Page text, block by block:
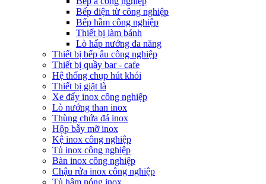
Bếp điện từ công nghiệp
Bếp hầm công nghiệp
Thiết bị làm bánh
Lò hấp nướng đa năng
Thiết bị bếp âu công nghiệp
Thiết bị quầy bar - cafe
Hệ thống chụp hút khói
Thiết bị giặt là
Xe đẩy inox công nghiệp
Lò nướng than inox
Thùng chứa đá inox
Hộp bẫy mỡ inox
Kệ inox công nghiệp
Tủ inox công nghiệp
Bàn inox công nghiệp
Chậu rửa inox công nghiệp
Tủ hâm nóng inox